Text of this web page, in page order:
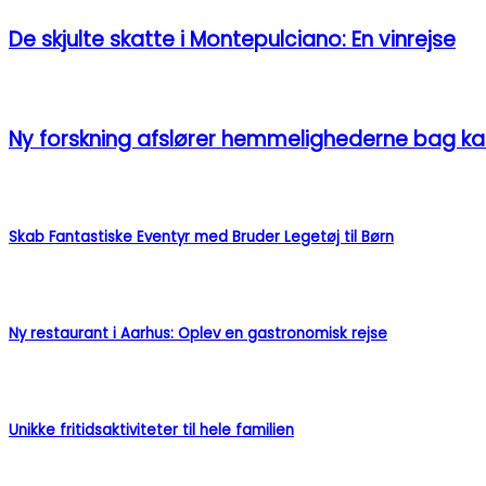
De skjulte skatte i Montepulciano: En vinrejse
Ny forskning afslører hemmelighederne bag
Skab Fantastiske Eventyr med Bruder Legetøj til Børn
Ny restaurant i Aarhus: Oplev en gastronomisk rejse
Unikke fritidsaktiviteter til hele familien